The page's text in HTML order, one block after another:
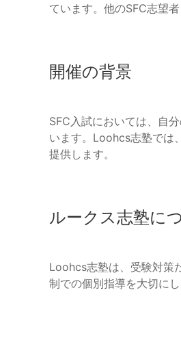
ています。他のSFC志望
開催の背景
SFC入試においては、自
います。Loohcs志塾では
提供します。
ルークス志塾に
Loohcs志塾は、受験対策
制での個別指導を大切に